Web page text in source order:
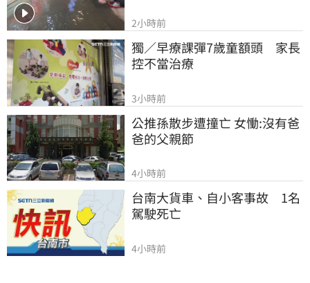
2小時前
獨／早療課彈7歲童額頭　家長
控不當治療
3小時前
公推孫散步遭撞亡 女慟:沒有爸
爸的父親節
4小時前
台南大貨車、自小客事故　1名
駕駛死亡
4小時前